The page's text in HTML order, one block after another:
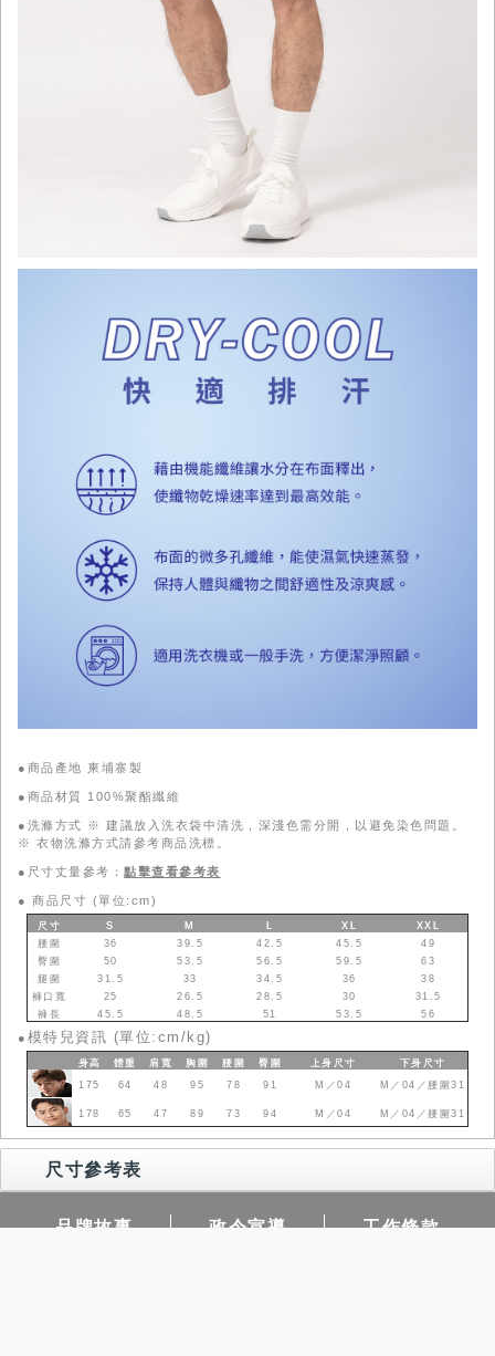
●商品產地 柬埔寨製
●商品材質 100%聚酯纖維
●洗滌方式 ※ 建議放入洗衣袋中清洗，深淺色需分開，以避免染色問題。
※ 衣物洗滌方式請參考商品洗標。
●尺寸丈量參考： 點擊查看參考表
● 商品尺寸 (單位:cm)
尺寸 S M L XL
XXL
腰圍
36 39.5 42.5 45.5
49
臀圍
50 53.5 56.5 59.5
63
腿圍
31.5 33 34.5 36
38
褲口寬
25 26.5 28.5 30
31.5
褲長
45.5 48.5 51 53.5 56
● 模特兒資訊 (單位:cm/kg)
身高 體重 肩寬 胸圍 腰圍 臀圍 上身 尺寸 下身 尺寸
175
64 48 95 78 91 M／04 M／04／腰圍31
178 65 47 89 73 94 M／04 M／04／腰圍31
尺寸參考表
品牌故事 政令宣導 工作條款